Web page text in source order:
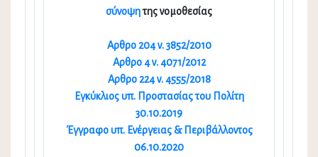
σύνοψητης νομοθεσίας
Αρθρο 204 ν. 3852/2010
Αρθρο 4 ν. 4071/2012
Αρθρο 224 ν. 4555/2018
Εγκύκλιος υπ. Προστασίας του Πολίτη
30.10.2019
Έγγραφο υπ. Ενέργειας & Περιβάλλοντος
06.10.2020